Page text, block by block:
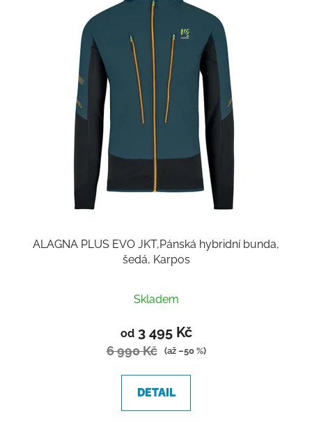
ALAGNA PLUS EVO JKT,Pánská hybridní bunda,
šedá, Karpos
Skladem
od3 495 Kč
6 990 Kč (až –50 %)
DETAIL